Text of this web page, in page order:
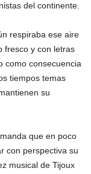
del continente.
respiraba ese aire
fresco y con letras
como consecuencia
tiempos temas
su
que en poco
con perspectiva su
musical de Tijoux